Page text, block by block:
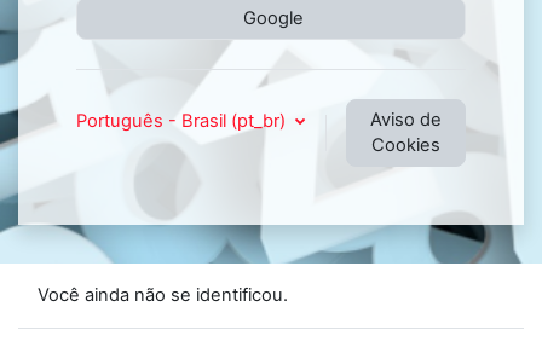
Google
Português - Brasil ‎(pt_br)‎
Aviso de
Cookies
Você ainda não se identificou.